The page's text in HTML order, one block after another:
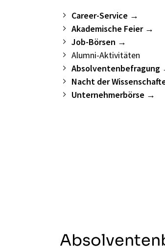
Career-Service
Akademische Feier
Job-Börsen
Alumni-Aktivitäten
Absolventenbefragung
Nacht der
Unternehmerbörse